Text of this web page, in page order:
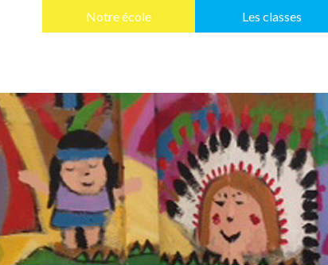
Notre école Les classes